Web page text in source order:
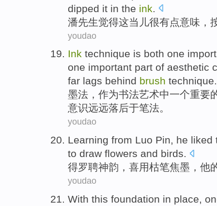
dipped it in the ink
潘先生觉得这当儿很有点意味，
youdao
Ink technique is both one
one important part of aesthetic
far lags behind brush technique.
墨法 ， 作为书法艺术中一个重要
意识远远落后于笔法。
youdao
Learning from Luo Pin, he liked
to draw flowers and birds.
得罗聘神韵， 喜用枯笔焦墨 ， 他
youdao
With this foundation in place,